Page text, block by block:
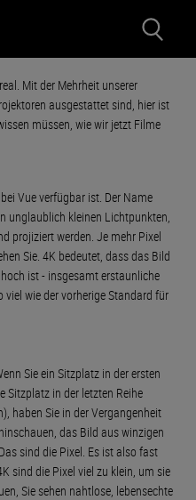
Mit der Mehrheit unserer
ausgestattet sind, hier ist
müssen, wie wir jetzt Filme
Vue verfügbar ist. Der Name
unglaublich kleinen Lichtpunkten,
projiziert werden. Je mehr Pixel
Sie. 4K bedeutet, dass das Bild
ist - insgesamt erstaunliche
wie der vorherige Standard für
Sie ein Sitzplatz in der ersten
Sitzplatz in der letzten Reihe
haben Sie in der Vergangenheit
das Bild aus winzigen
sind die Pixel. Es ist also fast
sind die Pixel viel zu klein, um sie
Sie sehen nahtlose, lebensechte